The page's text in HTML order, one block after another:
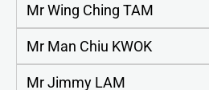
Mr Wing Ching TAM
Mr Man Chiu KWOK
Mr Jimmy LAM